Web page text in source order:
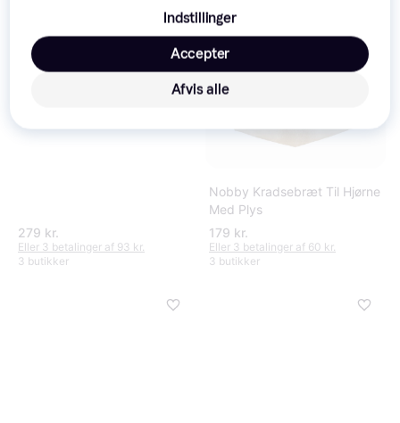
279 kr.
Eller 3 betalinger af 93 kr.
3 butikker
Nobby Kradsebræt Til Hjørne
Med Plys
179 kr.
Eller 3 betalinger af 60 kr.
3 butikker
Indstillinger
Afvis alle
Accepter